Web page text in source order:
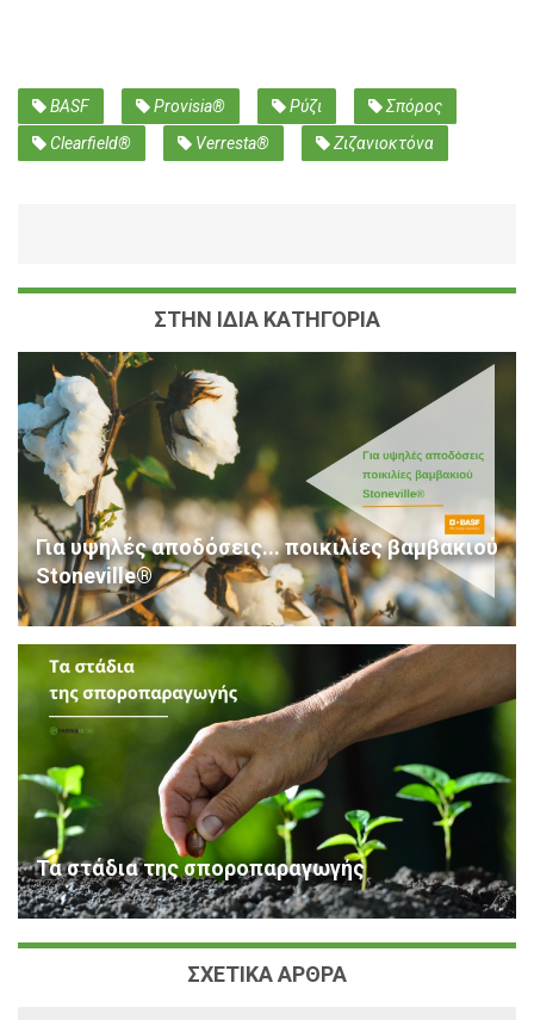
BASF Provisia® Ρύζι
Σπόρος
Clearfield®
Verresta® Ζιζανιοκτόνα
ΣΤΗΝ ΙΔΙΑ ΚΑΤΗΓΟΡΙΑ
Για υψηλές αποδόσεις... ποικιλίες βαμβακιού
Stoneville®
Τα στάδια της σποροπαραγωγής
ΣΧΕΤΙΚΑ ΑΡΘΡΑ